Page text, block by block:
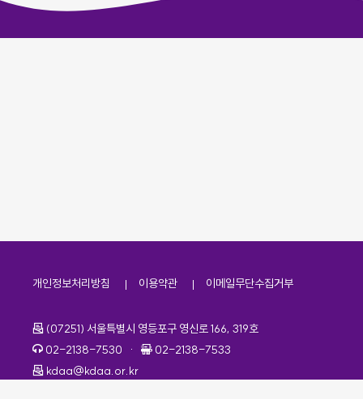
개인정보처리방침 이용약관 이메일무단수집거부
주소
(07251) 서울특별시 영등포구 영신로 166, 319호
전화번호
02-2138-7530 · 팩스번호
02-2138-7533
이메일
kdaa@kdaa.or.kr